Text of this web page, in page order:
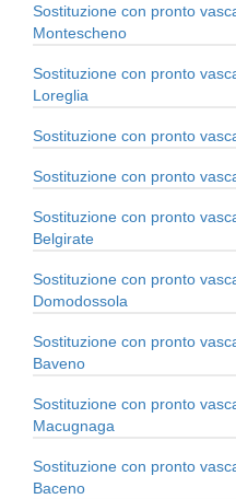
Sostituzione con pronto
Montescheno
Sostituzione con pronto
Loreglia
Sostituzione con pronto
Sostituzione con pronto
Sostituzione con pronto
Belgirate
Sostituzione con pronto
Domodossola
Sostituzione con pronto
Baveno
Sostituzione con pronto
Macugnaga
Sostituzione con pronto
Baceno